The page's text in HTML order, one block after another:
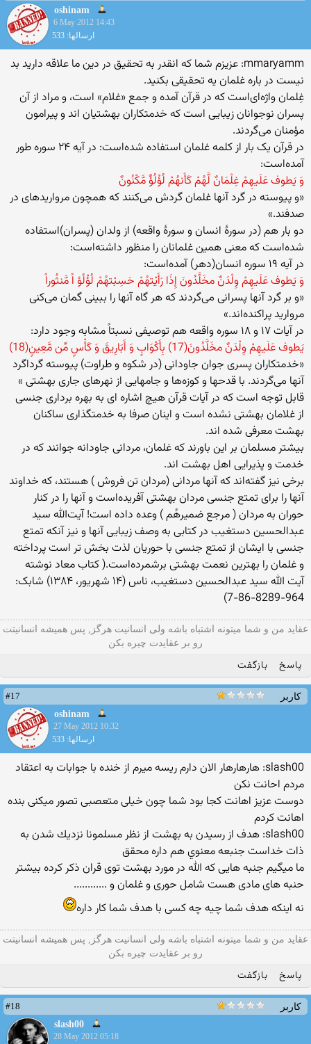
oshinam
6 May 2012 14:43
ارسالها: 533
mmaryamm: عزیزم شما که انقدر به تحقیق در دین ما علاقه دارید بد
نیست در باره غلمان یه تحقیقی بکنید.
غِلمان واژه‌ای‌است که در قرآن آمده و جمع «غلام» است، و مراد از آن
پسران نوجوانان زیبایی است که خدمتکاران بهشتیان اند و پیرامون
مؤمنان می‌گردند.
در قرآن یک بار از کلمه غلمان استفاده شده‌است: در آیه ۲۴ سوره طور
آمده‌است:
وَ يَطوف عَلَيهِمْ غِلْمَانٌ لَّهُمْ كَأَنهُمْ لُؤْلُؤٌ مَّكْنُونٌ
«و پیوسته در گرد آنها غلمان گردش می‌کنند که همچون مرواریدهای در
صدفند.»
دو بار هم (در سورهٔ انسان و سورهٔ واقعه) از ولدان (پسران)استفاده
شده‌است که معنی همین غلمانان را منظور داشته‌است:
در آیه ۱۹ سوره انسان(دهر) آمده‌است:
وَ يَطوف عَلَيهِمْ وِلْدَنٌ مخَلَّدُونَ إِذَا رَأَيْتهُمْ حَسِبْتهُمْ لُؤْلُؤ اً مَّنثُوراً
«و بر گرد آنها پسرانی می‌گردند که هر گاه آنها را ببینی گمان می‌کنی
مروارید پراکنده‌اند.»
در آیات ۱۷ و ۱۸ سوره واقعه هم توصیفی نسبتاً مشابه وجود دارد:
يَطوف عَلَيهِمْ وِلْدَنٌ مخَلَّدُونَ(17) بِأَکْوَابٍ وَ أَبَارِیقَ وَ کَأْسٍ مِّن مَّعِینٍ(18)
«خدمتکاران پسری جوان جاودانی (در شکوه و طراوت) پیوسته گرداگرد
آنها می‌گردند. با قدحها و کوزه‌ها و جامهایی از نهرهای جاری بهشتی »
قابل توجه است که در آیات قرآن هیچ اشاره ای به بهره برداری جنسی
از غلامان بهشتی نشده است و اینان صرفا به خدمتگذاری ساکنان
بهشت معرفی شده اند.
بیشتر مسلمان بر این باورند که غلمان، مردانی جاودانه جوانند که در
خدمت و پذیرایی اهل بهشت اند.
برخی نیز گفته‌اند که آنها مردانی (مردان تن فروش ) هستند، که خداوند
آنها را برای تمتع جنسی مردان بهشتی آفریده‌است و آنها را در کنار
حوران به مردان ( مرجع ضمیرهُم ) وعده داده است! آیت‌الله سید
عبدالحسین دستغیب در کتابی به وصف زیبایی آنها و نیز آنکه تمتع
جنسی با ایشان از تمتع جنسی با حوریان لذت بخش تر است پرداخته
و غلمان را بهترین نعمت بهشتی برشمرده‌است.( کتاب معاد نوشته
آیت الله سید عبدالحسین دستغیب، ناس (۱۴ شهریور، ۱۳۸۴) شابک:
964-8289-86-7)
عقاید من و شما میتونه اشتباه باشه ولی انسانیت هرگز, پس همیشه انسانیتت
رو بر عقایدت چیره بکن
پاسخ بازگفت
کاربر
#17
oshinam
27 May 2012 10:32
ارسالها: 533
slash00: هارهارهار الان دارم ريسه ميرم از خنده با جوابات به اعتقاد
مردم احانت نكن
دوست عزیز اهانت کجا بود شما چون خیلی متعصبی تصور میکنی بنده
اهانت کردم
slash00: هدف از رسيدن به بهشت از نظر مسلمونا نزديك شدن به
ذات خداست جنبعه معنوي هم داره محقق
ما میگیم جنبه هایی که الله در مورد بهشت توی قران ذکر کرده بیشتر
حنبه های مادی هست شامل حوری و غلمان و ............
نه اینکه هدف شما چیه چه کسی با هدف شما کار داره
عقاید من و شما میتونه اشتباه باشه ولی انسانیت هرگز, پس همیشه انسانیتت
رو بر عقایدت چیره بکن
پاسخ بازگفت
کاربر
#18
slash00
28 May 2012 05:18